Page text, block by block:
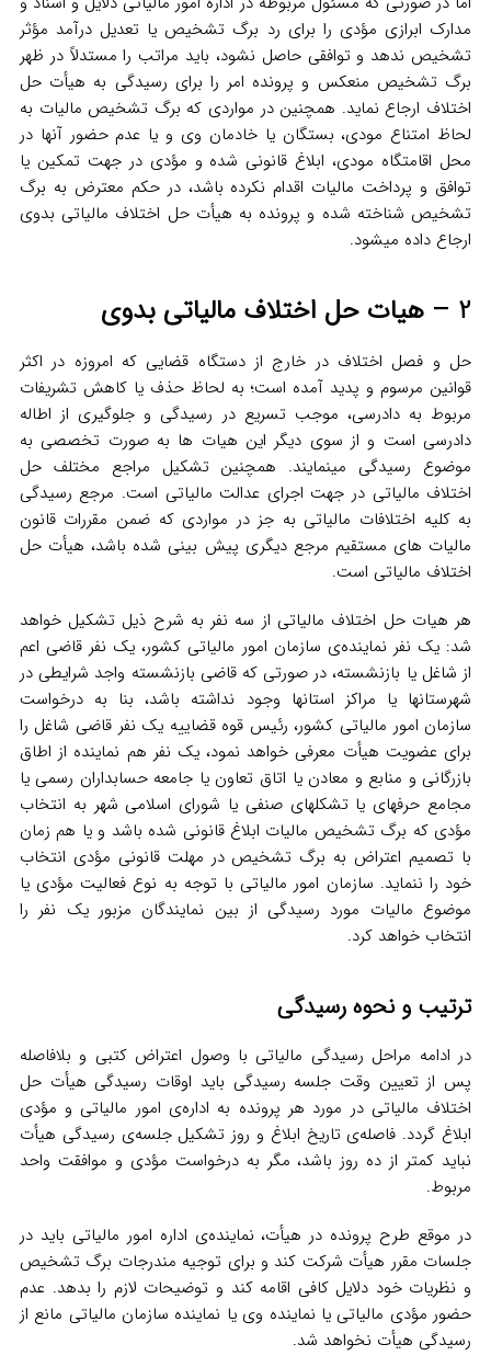
مدارک ابرازی مؤدی را برای رد برگ تشخیص یا تعدیل درآمد مؤثر
تشخیص ندهد و توافقی حاصل نشود، باید مراتب را مستدلاً در ظهر
برگ تشخیص منعکس و پرونده امر را برای رسیدگی به هیأت حل
اختلاف ارجاع نماید. همچنین در مواردی که برگ تشخیص مالیات به
لحاظ امتناع مودی، بستگان یا خادمان وی و یا عدم حضور آنها در
محل اقامتگاه مودی، ابلاغ قانونی شده و مؤدی در جهت تمکین یا
توافق و پرداخت مالیات اقدام نکرده باشد، در حکم معترض به برگ
تشخیص شناخته شده و پرونده به هیأت حل اختلاف مالیاتی بدوی
ارجاع داده میشود.
2 – هیات حل اختلاف مالیاتی بدوی
حل و فصل اختلاف در خارج از دستگاه قضایی که امروزه در اکثر
قوانین مرسوم و پدید آمده است؛ به لحاظ حذف یا کاهش تشریفات
مربوط به دادرسی، موجب تسریع در رسیدگی و جلوگیری از اطاله
دادرسی است و از سوی دیگر این هیات ها به صورت تخصصی به
موضوع رسیدگی مینمایند. همچنین تشکیل مراجع مختلف حل
اختلاف مالیاتی در جهت اجرای عدالت مالیاتی است. مرجع رسیدگی
به کلیه اختلافات مالیاتی به جز در مواردی که ضمن مقررات قانون
مالیات های مستقیم مرجع دیگری پیش بینی شده باشد، هیأت حل
اختلاف مالیاتی است.
هر هیاتحل اختلاف مالیاتی از سه نفر به شرح ذیل تشکیل خواهد
شد: یک نفر نماینده‌ی سازمان امور مالیاتی کشور، یک نفر قاضی اعم
از شاغل یا بازنشسته، در صورتی که قاضی بازنشسته واجد شرایطی در
شهرستانها یا مراکز استانها وجود نداشته باشد، بنا به درخواست
سازمان امور مالیاتی کشور، رئیس قوه قضاییه یک نفر قاضی شاغل را
برای عضویت هیأت معرفی خواهد نمود، یک نفر هم نماینده از اطاق
بازرگانی و منابع و معادن یا اتاق تعاون یا جامعه حسابداران رسمی یا
مجامع حرفهای یا تشکلهای صنفی یا شورای اسلامی شهر به انتخاب
مؤدی که برگ تشخیص مالیات ابلاغ قانونی شده باشد و یا هم زمان
با تصمیم اعتراض به برگ تشخیص در مهلت قانونی مؤدی انتخاب
خود را ننماید. سازمان امور مالیاتی با توجه به نوع فعالیت مؤدی یا
موضوع مالیات مورد رسیدگی از بین نمایندگان مزبور یک نفر را
انتخاب خواهد کرد.
ترتیب و نحوه رسیدگی
در ادامه مراحل رسیدگی مالیاتی با وصول اعتراض کتبی و بلافاصله
پس از تعیین وقت جلسه رسیدگی باید اوقات رسیدگی هیأت حل
اختلاف مالیاتی در مورد هر پرونده به اداره‌ی امور مالیاتی و مؤدی
ابلاغ گردد. فاصله‌ی تاریخ ابلاغ و روز تشکیل جلسه‌ی رسیدگی هیأت
نباید کمتر از ده روز باشد، مگر به درخواست مؤدی و موافقت واحد
مربوط.
در موقع طرح پرونده در هیأت، نماینده‌ی اداره امور مالیاتی باید در
جلسات مقرر هیأت شرکت کند و برای توجیه مندرجات برگ تشخیص
و نظریات خود دلایل کافی اقامه کند و توضیحات لازم را بدهد. عدم
حضور مؤدی مالیاتی یا نماینده وی یا نماینده سازمان مالیاتی مانع از
رسیدگی هیأت نخواهد شد.